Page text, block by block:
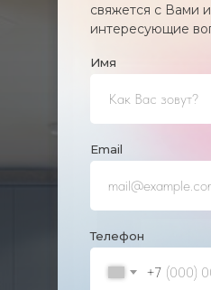
Имя
Еmail
Телефон
+7
свяжется с Вами
интересующие